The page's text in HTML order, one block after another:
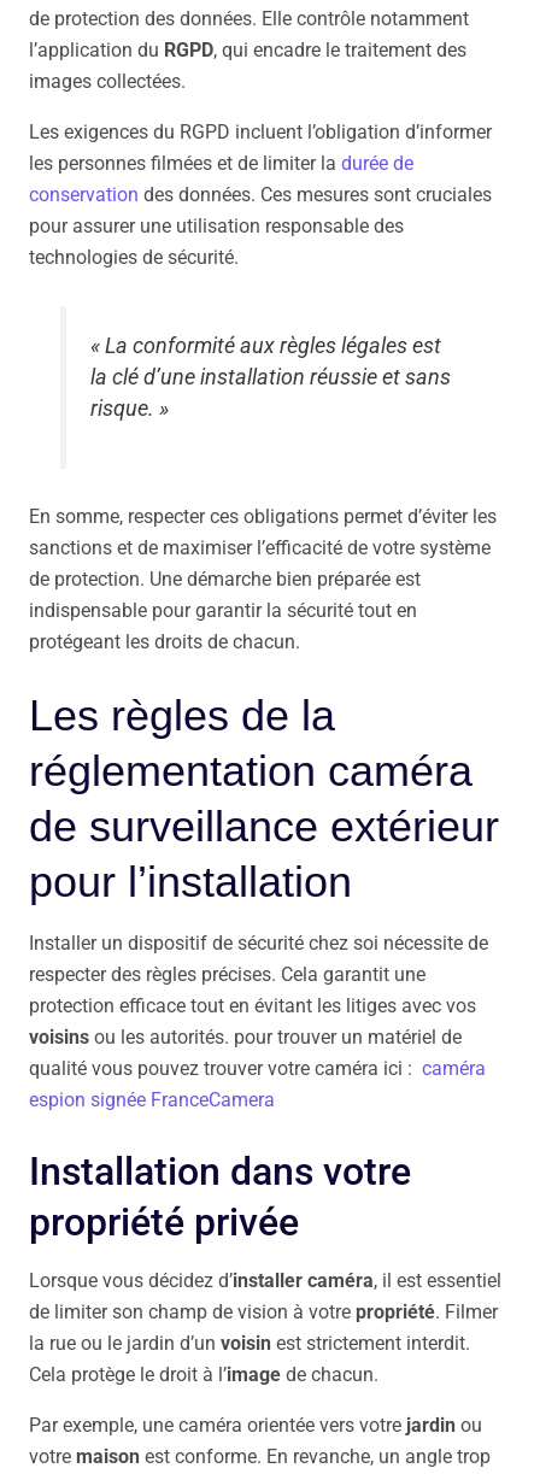
de protection des données. Elle contrôle notamment
l’application du RGPD, qui encadre le traitement des
images collectées.
Les exigences du RGPD incluent l’obligation d’informer
les personnes filmées et de limiter la durée de
conservation des données. Ces mesures sont cruciales
pour assurer une utilisation responsable des
technologies de sécurité.
« La conformité aux règles légales est
la clé d’une installation réussie et sans
risque. »
En somme, respecter ces obligations permet d’éviter les
sanctions et de maximiser l’efficacité de votre système
de protection. Une démarche bien préparée est
indispensable pour garantir la sécurité tout en
protégeant les droits de chacun.
Les règles de la
réglementation caméra
de surveillance extérieur
pour l’installation
Installer un dispositif de sécurité chez soi nécessite de
respecter des règles précises. Cela garantit une
protection efficace tout en évitant les litiges avec vos
voisins ou les autorités. pour trouver un matériel de
qualité vous pouvez trouver votre caméra ici : caméra
espion signée FranceCamera
Installation dans votre
propriété privée
Lorsque vous décidez d’installer caméra, il est essentiel
de limiter son champ de vision à votre propriété. Filmer
la rue ou le jardin d’un voisin est strictement interdit.
Cela protège le droit à l’image de chacun.
Par exemple, une caméra orientée vers votre jardin ou
votre maison est conforme. En revanche, un angle trop